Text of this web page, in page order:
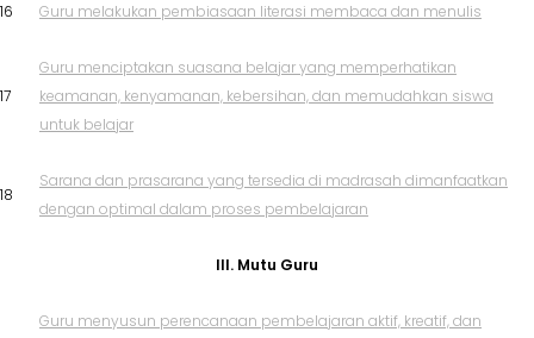
16 Guru melakukan pembiasaan literasi membaca dan menulis
17
Guru menciptakan suasana belajar yang memperhatikan
keamanan, kenyamanan, kebersihan, dan memudahkan siswa
untuk belajar
18
Sarana dan prasarana yang tersedia di madrasah dimanfaatkan
dengan optimal dalam proses pembelajaran
III. Mutu Guru
Guru menyusun perencanaan pembelajaran aktif, kreatif, dan